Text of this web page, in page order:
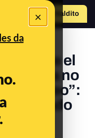
×
da
Hazte Maldito
“desde el
Civil ya no
correo”:
ha estado